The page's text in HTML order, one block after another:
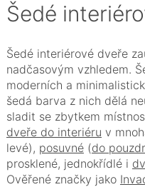
Šedé
Šedé interiérové dveře
nadčasovým vzhledem.
moderních a
šedá barva z nich dělá
sladit se zbytkem
dveře do interiéru v
levé), posuvné(do
prosklené, jednokřídlé i
Ověřené značky jako